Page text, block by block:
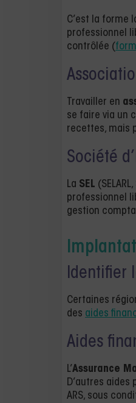
C’est la forme
professionnel
contrôlée (
Travailler en
se faire via un
recettes, mais
Société
La SEL
professionnel
gestion
Identifier
Certaines
des aides
Aides
L’Assurance
D’autres
ARS, sous